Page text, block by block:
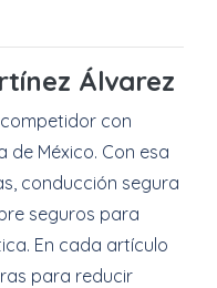
Álvarez
con
México. Con esa
conducción segura
seguros para
En cada artículo
para reducir